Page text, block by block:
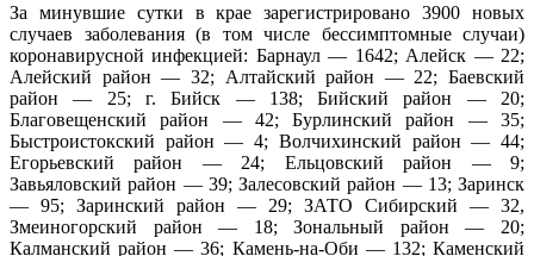
За минувшие сутки в крае зарегистрировано 3900 новых
случаев заболевания (в том числе бессимптомные случаи)
коронавирусной инфекцией: Барнаул — 1642; Алейск — 22;
Алейский район — 32; Алтайский район — 22; Баевский
район — 25; г. Бийск — 138; Бийский район — 20;
Благовещенский район — 42; Бурлинский район — 35;
Быстроистокский район — 4; Волчихинский район — 44;
Егорьевский район — 24; Ельцовский район — 9;
Завьяловский район — 39; Залесовский район — 13; Заринск
— 95; Заринский район — 29; ЗАТО Сибирский — 32,
Змеиногорский район — 18; Зональный район — 20;
Калманский район — 36; Камень-на-Оби — 132; Каменский